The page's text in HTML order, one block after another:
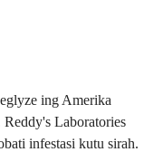
ing Amerika
Laboratories
infestasi kutu sirah.